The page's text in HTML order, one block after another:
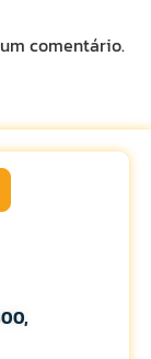
comentário.